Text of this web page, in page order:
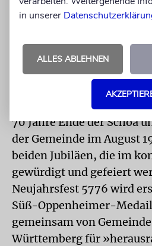
Zwar stagniere die Zahl
Familien und mehr
in der jüdischen
Eingangsklasse erstmals
70 Jahre Ende der Schoa
der Gemeinde im August
beiden Jubiläen, die im
gewürdigt und gefeiert
Neujahrsfest 5776 wird
Süß-Oppenheimer-
gemeinsam von
Württemberg für
in unserer
ALLES ABLEHNEN